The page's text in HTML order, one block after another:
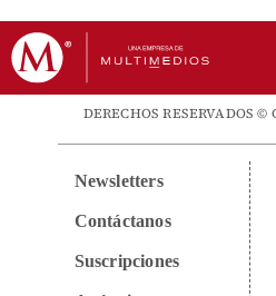
DERECHOS RESERVADOS ©
Newsletters
Contáctanos
Suscripciones